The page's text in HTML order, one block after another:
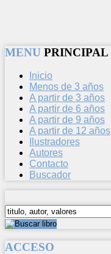
MENU PRINCIPAL
Inicio
Menos de 3 años
A partir de 3 años
A partir de 6 años
A partir de 9 años
A partir de 12 años
Ilustradores
Autores
Contacto
Buscador
ACCESO